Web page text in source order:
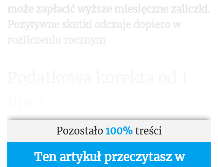
może zapłacić wyższe miesięczne zaliczki.
Pozostało 100%treści
Ten artykuł przeczytasz w